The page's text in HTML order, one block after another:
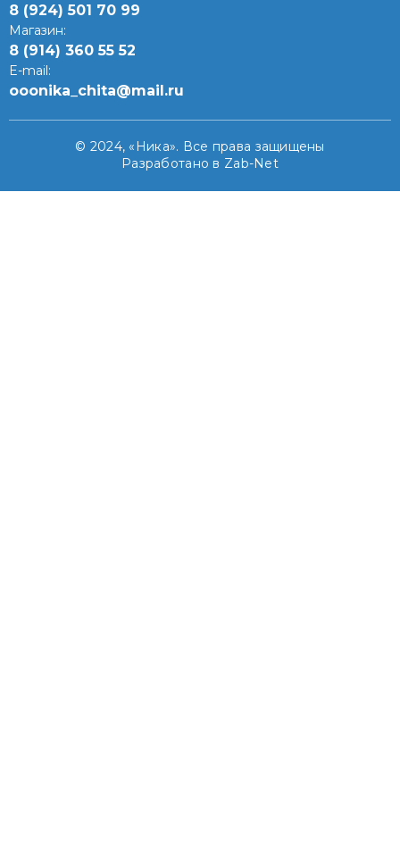
8 (924) 501 70 99
Магазин:
8 (914) 360 55 52
E-mail:
ooonika_chita@mail.ru
© 2024, «Ника». Все права защищены
Разработано в Zab-Net